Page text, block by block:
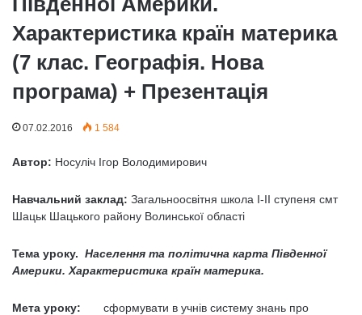
Характеристика країн материка
(7 клас. Географія. Нова
програма) + Презентація
07.02.2016 1 584
Автор: Носуліч Ігор Володимирович
Навчальний заклад: Загальноосвітня школа І-ІІ ступеня смт
Шацьк Шацького району Волинської області
Тема уроку. Населення та політична карта Південної
Америки. Характеристика країн материка.
Мета уроку: сформувати в учнів систему знань про